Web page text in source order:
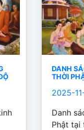
DANH
THỜI
2025-
Danh
Phật tại